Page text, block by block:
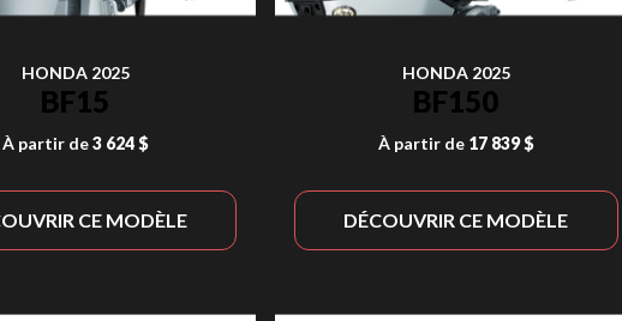
HONDA 2025
BF15
À partir de3 624 $
CE MODÈLE
HONDA 2025
BF150
À partir de 17 839 $
DÉCOUVRIR CE MODÈLE